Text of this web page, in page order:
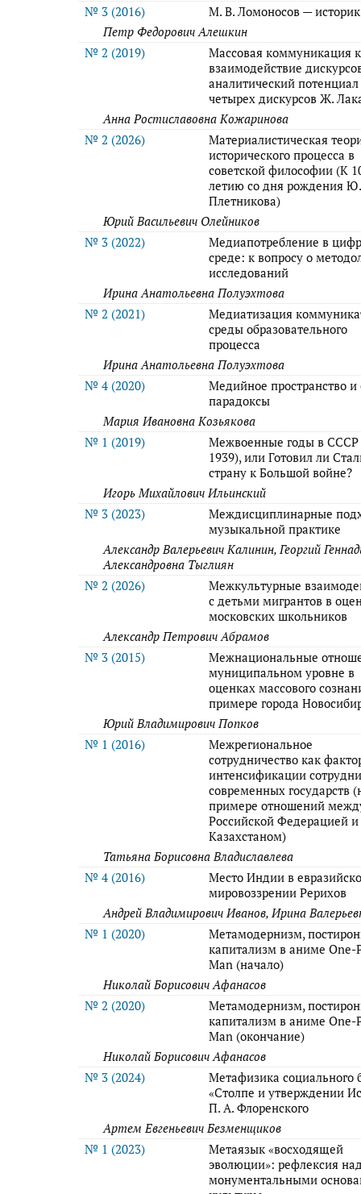
№ 3 (2016)
М. В. Ломоносов — историк
Петр Федорович Алешкин
№ 2 (2019)
Массовая коммуникация
взаимодействие
аналитический
четырех дискурсов Ж.
Анна Ростиславовна Кожаринова
№ 2 (2026)
Материалистическая
исторического процесса в
советской философии (К
летию со дня рождения
Плетникова)
Юрий Васильевич Олейников
№ 3 (2022)
Медиапотребление в
среде: к вопросу о
исследований
Ирина Анатольевна Полуэхтова
№ 2 (2021)
Медиатизация
среды образовательного
процесса
Ирина Анатольевна Полуэхтова
№ 4 (2020)
Медийное пространство и
парадоксы
Мария Ивановна Козьякова
№ 1 (2019)
Межвоенные годы в СССР
1939), или Готовил ли
страну к Большой войне?
Игорь Михайлович Ильинский
№ 3 (2023)
Междисциплинарные
музыкальной практике
Александр Валерьевич Калинин, Георгий
Александровна Тыглиян
№ 2 (2026)
Межкультурные
с детьми мигрантов в
московских школьников
Александр Петрович Абрамов
№ 3 (2015)
Межнациональные
муниципальном уровне в
оценках массового
примере города
Юрий Владимирович Попков
№ 1 (2016)
Межрегиональное
сотрудничество как
интенсификации
современных государств
примере отношений
Российской Федерацией и
Казахстаном)
Татьяна Борисовна Владиславлева
№ 4 (2016)
Место Индии в
мировоззрении Рерихов
Андрей Владимирович Иванов, Ирина
№ 1 (2020)
Метамодернизм,
капитализм в аниме One-
Man (начало)
Николай Борисович Афанасов
№ 2 (2020)
Метамодернизм,
капитализм в аниме One-
Man (окончание)
Николай Борисович Афанасов
№ 3 (2024)
Метафизика социального
«Столпе и утверждении
П. А. Флоренского
Артем Евгеньевич Безменщиков
№ 1 (2023)
Метаязык «восходящей
эволюции»: рефлексия
монументальными